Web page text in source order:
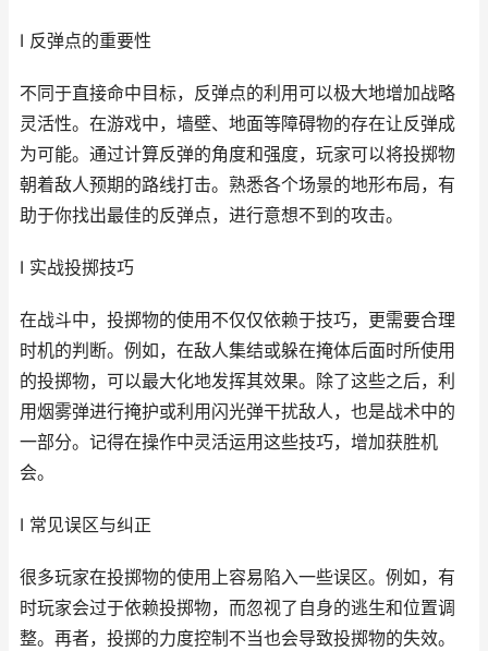
I 反弹点的重要性
不同于直接命中目标，反弹点的利用可以极大地增加战略
灵活性。在游戏中，墙壁、地面等障碍物的存在让反弹成
为可能。通过计算反弹的角度和强度，玩家可以将投掷物
朝着敌人预期的路线打击。熟悉各个场景的地形布局，有
助于你找出最佳的反弹点，进行意想不到的攻击。
I 实战投掷技巧
在战斗中，投掷物的使用不仅仅依赖于技巧，更需要合理
时机的判断。例如，在敌人集结或躲在掩体后面时所使用
的投掷物，可以最大化地发挥其效果。除了这些之后，利
用烟雾弹进行掩护或利用闪光弹干扰敌人，也是战术中的
一部分。记得在操作中灵活运用这些技巧，增加获胜机
会。
I 常见误区与纠正
很多玩家在投掷物的使用上容易陷入一些误区。例如，有
时玩家会过于依赖投掷物，而忽视了自身的逃生和位置调
整。再者，投掷的力度控制不当也会导致投掷物的失效。